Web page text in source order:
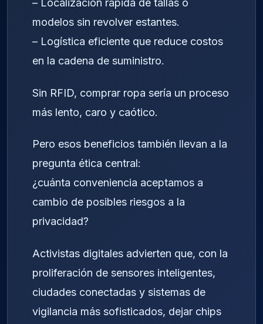
– Localización rápida de tallas o
modelos sin revolver estantes.
– Logística eficiente que reduce costos
en la cadena de suministro.
Sin RFID, comprar ropa sería un proceso
más lento, caro y caótico.
Pero esos beneficios también llevan a la
pregunta ética central:
¿cuánta conveniencia aceptamos a
cambio de posibles riesgos a la
privacidad?
Activistas digitales advierten que, con la
proliferación de sensores inteligentes,
ciudades conectadas y sistemas de
vigilancia más sofisticados, dejar chips